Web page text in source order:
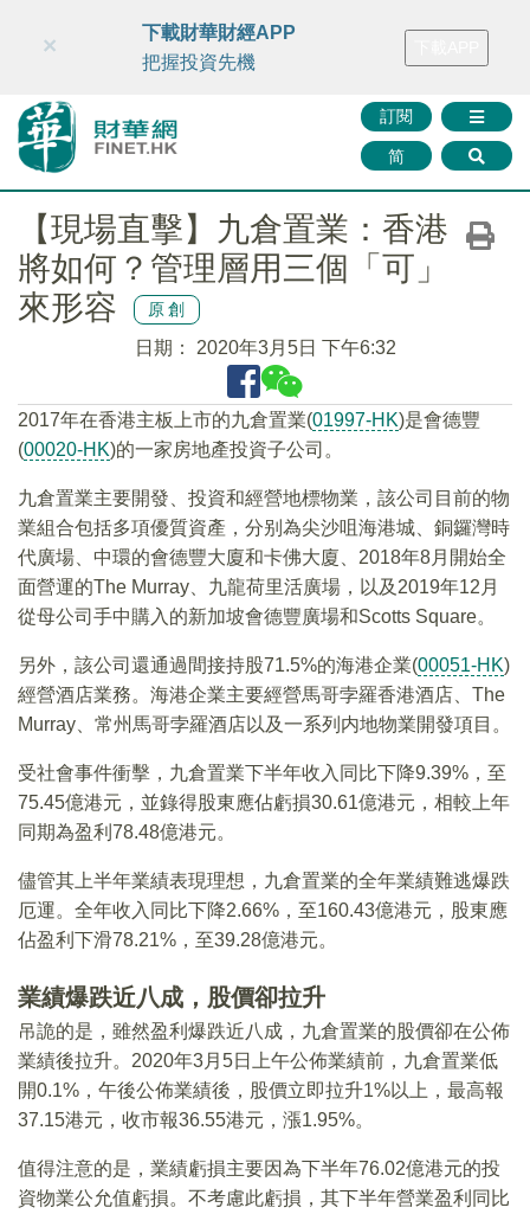
財華智庫網 FINTV FINMETA 財華證券 媒體矩陣
訂閱
简
×
下載財華財經APP
把握投資先機
【現場直擊】九倉置業：香港
將如何？管理層用三個「可」
來形容
原創
日期： 2020年3月5日 下午6:32
2017年在香港主板上市的九倉置業(01997-HK)是會德豐
(00020-HK)的一家房地產投資子公司。
九倉置業主要開發、投資和經營地標物業，該公司目前的物
業組合包括多項優質資產，分别為尖沙咀海港城、銅鑼灣時
代廣場、中環的會德豐大廈和卡佛大廈、2018年8月開始全
面營運的The Murray、九龍荷里活廣場，以及2019年12月
從母公司手中購入的新加坡會德豐廣場和Scotts Square。
另外，該公司還通過間接持股71.5%的海港企業(00051-HK)
經營酒店業務。海港企業主要經營馬哥孛羅香港酒店、The
Murray、常州馬哥孛羅酒店以及一系列内地物業開發項目。
受社會事件衝擊，九倉置業下半年收入同比下降9.39%，至
75.45億港元，並錄得股東應佔虧損30.61億港元，相較上年
同期為盈利78.48億港元。
儘管其上半年業績表現理想，九倉置業的全年業績難逃爆跌
厄運。全年收入同比下降2.66%，至160.43億港元，股東應
佔盈利下滑78.21%，至39.28億港元。
業績爆跌近八成，股價卻拉升
吊詭的是，雖然盈利爆跌近八成，九倉置業的股價卻在公佈
業績後拉升。2020年3月5日上午公佈業績前，九倉置業低
開0.1%，午後公佈業績後，股價立即拉升1%以上，最高報
37.15港元，收市報36.55港元，漲1.95%。
值得注意的是，業績虧損主要因為下半年76.02億港元的投
資物業公允值虧損。不考慮此虧損，其下半年營業盈利同比